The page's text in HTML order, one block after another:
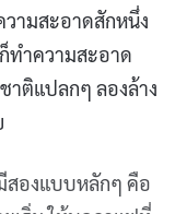
ามสะอาดสักหนึ่ง
ทำความสะอาด
าติแปลกๆ ลองล้าง
สองแบบหลักๆ คือ